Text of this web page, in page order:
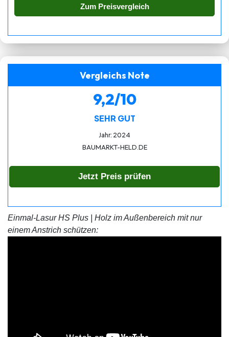
Zum Preisvergleich
Vergleichs Note
9,2/10
SEHR GUT
Jahr: 2024
BAUMARKT-HELD.DE
Jetzt Preis prüfen
Einmal-Lasur HS Plus | Holz im Außenbereich mit nur
einem Anstrich schützen: